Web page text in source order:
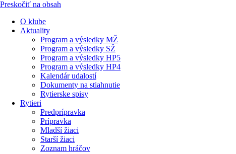
Preskočiť na obsah
O klube
Aktuality
Program a výsledky MŽ
Program a výsledky SŽ
Program a výsledky HP5
Program a výsledky HP4
Kalendár udalostí
Dokumenty na stiahnutie
Rytierske spisy
Rytieri
Predprípravka
Prípravka
Mladší žiaci
Starší žiaci
Zoznam hráčov